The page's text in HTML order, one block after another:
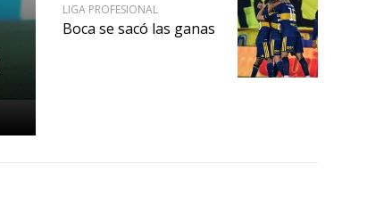
LIGA PROFESIONAL
Boca se sacó las ganas